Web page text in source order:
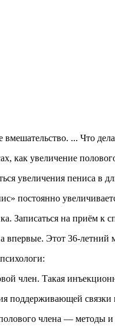
... Что
увеличение
увеличения пениса в
постоянно
Записаться на приём к
впервые. Этот 36-
член. Такая
поддерживающей
члена — методы